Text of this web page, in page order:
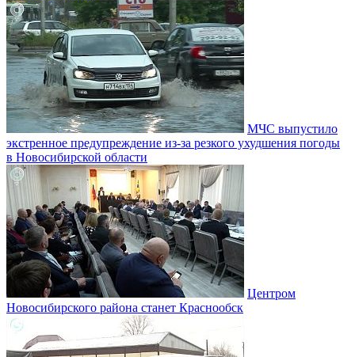
МЧС выпустило
экстренное предупреждение из-за резкого ухудшения погоды
в Новосибирской области
Центром
Новосибирского района станет Краснообск